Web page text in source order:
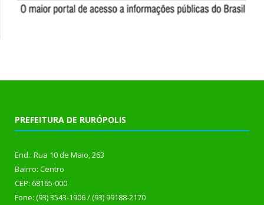
PREFEITURA DE RURÓPOLIS
End.: Rua 10 de Maio, 263
Bairro: Centro
CEP: 68165-000
Fone: (93) 3543-1906 / (93) 99188-2170